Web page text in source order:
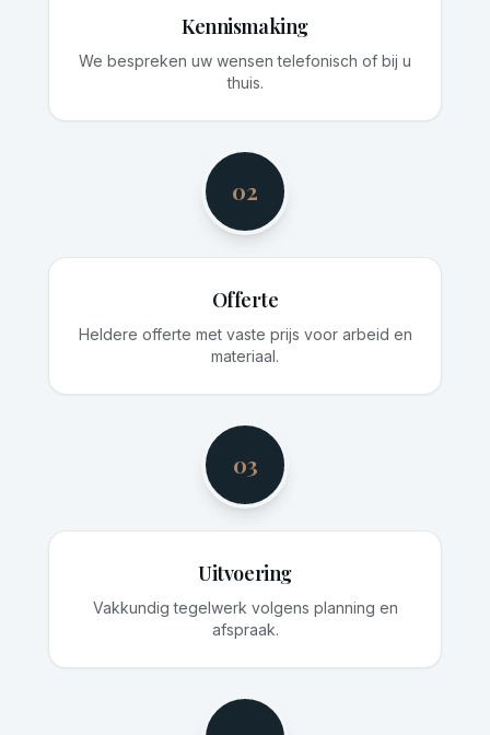
Kennismaking
We bespreken uw wensen telefonisch of bij u
thuis.
02
Offerte
Heldere offerte met vaste prijs voor arbeid en
materiaal.
03
Uitvoering
Vakkundig tegelwerk volgens planning en
afspraak.